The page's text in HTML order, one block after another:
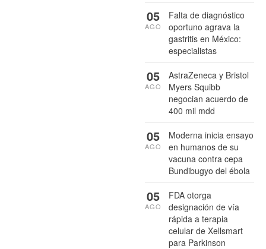
Falta de diagnóstico
oportuno agrava la
gastritis en México:
especialistas
05
AGO
AstraZeneca y Bristol
Myers Squibb
negocian acuerdo de
400 mil mdd
05
AGO
Moderna inicia ensayo
en humanos de su
vacuna contra cepa
Bundibugyo del ébola
05
AGO
FDA otorga
designación de vía
rápida a terapia
celular de Xellsmart
para Parkinson
05
AGO